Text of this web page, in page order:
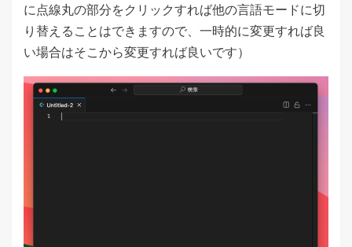
に点線丸の部分をクリックすれば他の言語モードに切
り替えることはできますので、一時的に変更すれば良
い場合はそこから変更すれば良いです）